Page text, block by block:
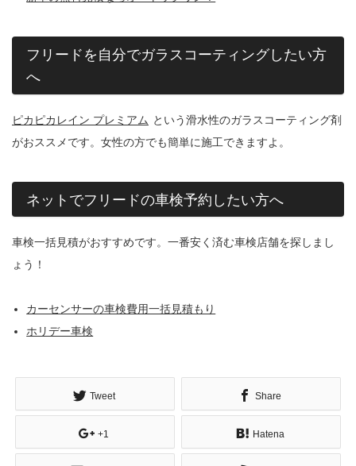
フリードを自分でガラスコーティングしたい方
へ
ピカピカレイン プレミアム という滑水性のガラスコーティング剤
がおススメです。女性の方でも簡単に施工できますよ。
ネットでフリードの車検予約したい方へ
車検一括見積がおすすめです。一番安く済む車検店舗を探しまし
ょう！
カーセンサーの車検費用一括見積もり
ホリデー車検
Tweet Share
+1 Hatena